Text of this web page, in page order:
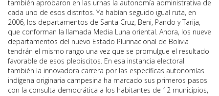
también aprobaron en las urnas la autonomía administrativa de
cada uno de esos distritos. Ya habían seguido igual ruta, en
2006, los departamentos de Santa Cruz, Beni, Pando y Tarija,
que conforman la llamada Media Luna oriental. Ahora, los nueve
departamentos del nuevo Estado Plurinacional de Bolivia
tendrán el mismo rango una vez que se promulgue el resultado
favorable de esos plebiscitos. En esa instancia electoral
también la innovadora carrera por las específicas autonomías
indígena originaria campesina ha marcado sus primeros pasos
con la consulta democrática a los habitantes de 12 municipios,